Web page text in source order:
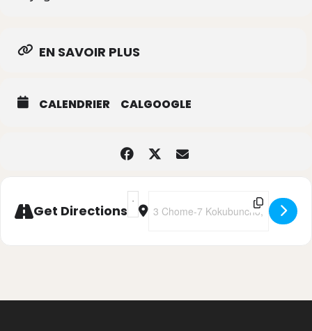
EN SAVOIR PLUS
CALENDRIER CALGOOGLE
Get Directions
Address - Tanabata Matsuri, Sendai
Destination Address - Tanabata